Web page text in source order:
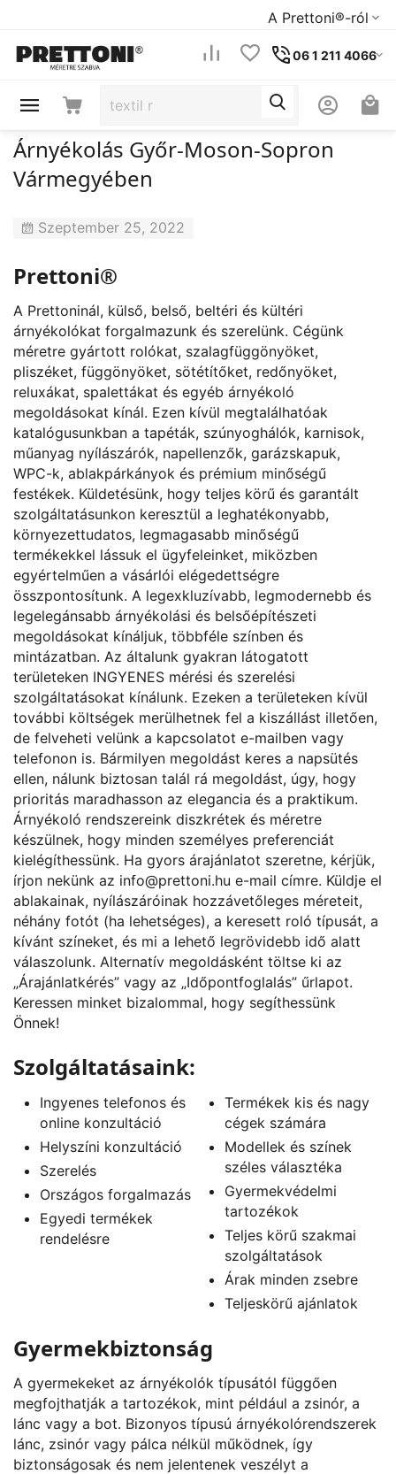
A Prettoni®-ról
06 1 211 4066
Árnyékolás Győr-Moson-Sopron
Vármegyében
Szeptember 25, 2022
Prettoni®
A Prettoninál, külső, belső, beltéri és kültéri
árnyékolókat forgalmazunk és szerelünk. Cégünk
méretre gyártott rolókat, szalagfüggönyöket,
pliszéket, függönyöket, sötétítőket, redőnyöket,
reluxákat, spalettákat és egyéb árnyékoló
megoldásokat kínál. Ezen kívül megtalálhatóak
katalógusunkban a tapéták, szúnyoghálók, karnisok,
műanyag nyílászárók, napellenzők, garázskapuk,
WPC-k, ablakpárkányok és prémium minőségű
festékek. Küldetésünk, hogy teljes körű és garantált
szolgáltatásunkon keresztül a leghatékonyabb,
környezettudatos, legmagasabb minőségű
termékekkel lássuk el ügyfeleinket, miközben
egyértelműen a vásárlói elégedettségre
összpontosítunk. A legexkluzívabb, legmodernebb és
legelegánsabb árnyékolási és belsőépítészeti
megoldásokat kínáljuk, többféle színben és
mintázatban. Az általunk gyakran látogatott
területeken INGYENES mérési és szerelési
szolgáltatásokat kínálunk. Ezeken a területeken kívül
további költségek merülhetnek fel a kiszállást illetően,
de felveheti velünk a kapcsolatot e-mailben vagy
telefonon is. Bármilyen megoldást keres a napsütés
ellen, nálunk biztosan talál rá megoldást, úgy, hogy
prioritás maradhasson az elegancia és a praktikum.
Árnyékoló rendszereink diszkrétek és méretre
készülnek, hogy minden személyes preferenciát
kielégíthessünk. Ha gyors árajánlatot szeretne, kérjük,
írjon nekünk az info@prettoni.hu e-mail címre. Küldje el
ablakainak, nyílászáróinak hozzávetőleges méreteit,
néhány fotót (ha lehetséges), a keresett roló típusát, a
kívánt színeket, és mi a lehető legrövidebb idő alatt
válaszolunk. Alternatív megoldásként töltse ki az
„Árajánlatkérés” vagy az „Időpontfoglalás” űrlapot.
Keressen minket bizalommal, hogy segíthessünk
Önnek!
Szolgáltatásaink:
Ingyenes telefonos és
online konzultáció
Helyszíni konzultáció
Szerelés
Országos forgalmazás
Egyedi termékek
rendelésre
Termékek kis és nagy
cégek számára
Modellek és színek
széles választéka
Gyermekvédelmi
tartozékok
Teljes körű szakmai
szolgáltatások
Árak minden zsebre
Teljeskörű ajánlatok
Gyermekbiztonság
A gyermekeket az árnyékolók típusától függően
megfojthatják a tartozékok, mint például a zsinór, a
lánc vagy a bot. Bizonyos típusú árnyékolórendszerek
lánc, zsinór vagy pálca nélkül működnek, így
biztonságosak és nem jelentenek veszélyt a